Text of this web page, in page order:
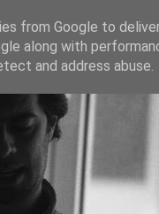
from Google to
along with
and address abuse.